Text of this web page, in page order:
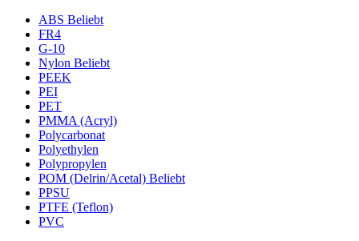
ABS Beliebt
FR4
G-10
Nylon Beliebt
PEEK
PEI
PET
PMMA (Acryl)
Polycarbonat
Polyethylen
Polypropylen
POM (Delrin/Acetal) Beliebt
PPSU
PTFE (Teflon)
PVC